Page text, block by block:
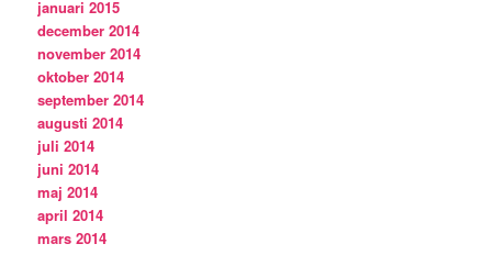
januari 2015
december 2014
november 2014
oktober 2014
september 2014
augusti 2014
juli 2014
juni 2014
maj 2014
april 2014
mars 2014